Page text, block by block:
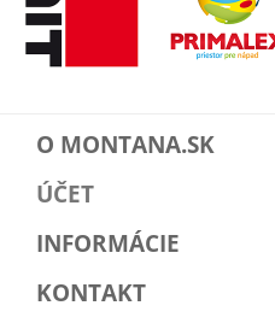
O MONTANA.SK
ÚČET
INFORMÁCIE
KONTAKT